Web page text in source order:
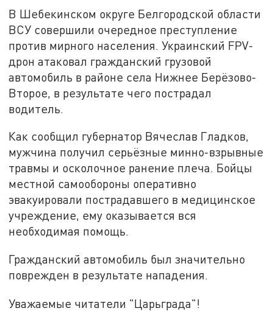
В Шебекинском округе Белгородской области
ВСУ совершили очередное преступление
против мирного населения. Украинский FPV-
дрон атаковал гражданский грузовой
автомобиль в районе села Нижнее Берёзово-
Второе, в результате чего пострадал
водитель.
Как сообщил губернатор Вячеслав Гладков,
мужчина получил серьёзные минно-взрывные
травмы и осколочное ранение плеча. Бойцы
местной самообороны оперативно
эвакуировали пострадавшего в медицинское
учреждение, ему оказывается вся
необходимая помощь.
Гражданский автомобиль был значительно
поврежден в результате нападения.
Уважаемые читатели "Царьграда"!